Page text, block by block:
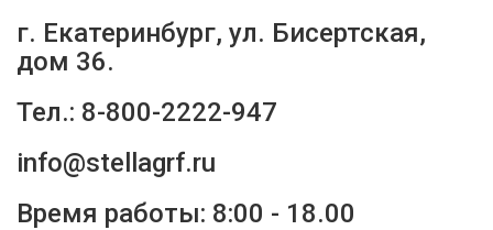
г. Екатеринбург, ул. Бисертская,
дом 36.
Тел.: 8-800-2222-947
info@stellagrf.ru
Время работы: 8:00 - 18.00